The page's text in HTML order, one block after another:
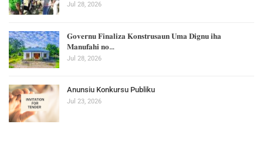
Jul 28, 2026
𝐆𝐨𝐯𝐞𝐫𝐧𝐮 𝐅𝐢𝐧𝐚𝐥𝐢𝐳𝐚 𝐊𝐨𝐧𝐬𝐭𝐫𝐮𝐬𝐚𝐮𝐧 𝐔𝐦𝐚 𝐃𝐢𝐠𝐧𝐮 𝐢𝐡𝐚
𝐌𝐚𝐧𝐮𝐟𝐚𝐡𝐢 𝐧𝐨…
Jul 28, 2026
Anunsiu Konkursu Publiku
Jul 23, 2026